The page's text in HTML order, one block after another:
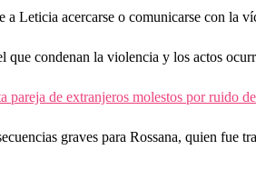
Leticia acercarse o comunicarse con la
condenan la violencia y los actos
pareja de extranjeros molestos por ruido
graves para Rossana, quien